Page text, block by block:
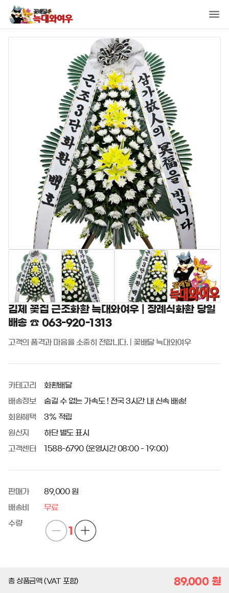
김제 꽃집 근조화환 늑대와여우 | 장례식화환 당일
배송 ☎ 063-920-1313
고객의 품격과 마음을 소중히 전합니다. | 꽃배달 늑대와여우
카테고리 화환배달
배송정보 숨길 수 없는 가속도 ! 전국 3시간 내 신속 배송!
회원혜택 3% 적립
원산지 하단 별도 표시
고객센터 1588-6790 (운영시간 08:00 - 19:00)
판매가 89,000 원
배송비 무료
수량
1
총 상품금액 (VAT 포함) 89,000원